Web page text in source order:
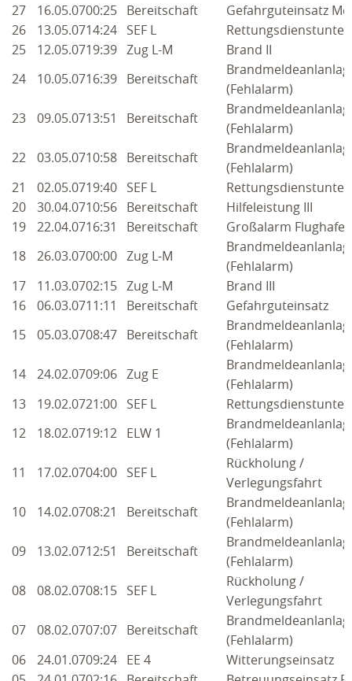
27
16.05.0700:25 Bereitschaft
Gefahrguteinsatz
26
13.05.0714:24 SEF L
25
12.05.0719:39 Zug L-M
Brand II
24
10.05.0716:39 Bereitschaft
(Fehlalarm)
23
09.05.0713:51 Bereitschaft
(Fehlalarm)
22
03.05.0710:58 Bereitschaft
(Fehlalarm)
21
02.05.0719:40 SEF L
20
30.04.0710:56 Bereitschaft
Hilfeleistung III
19
22.04.0716:31 Bereitschaft
Großalarm
18
26.03.0700:00 Zug L-M
(Fehlalarm)
17
11.03.0702:15 Zug L-M
Brand III
16
06.03.0711:11 Bereitschaft
Gefahrguteinsatz
15
05.03.0708:47 Bereitschaft
(Fehlalarm)
14
24.02.0709:06 Zug E
(Fehlalarm)
13
19.02.0721:00 SEF L
12
18.02.0719:12 ELW 1
(Fehlalarm)
11
17.02.0704:00 SEF L
Rückholung /
Verlegungsfahrt
10
14.02.0708:21 Bereitschaft
(Fehlalarm)
09
13.02.0712:51 Bereitschaft
(Fehlalarm)
08
08.02.0708:15 SEF L
Rückholung /
Verlegungsfahrt
07
08.02.0707:07 Bereitschaft
(Fehlalarm)
06
24.01.0709:24 EE 4
Witterungseinsatz